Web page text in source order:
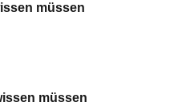
müssen
müssen